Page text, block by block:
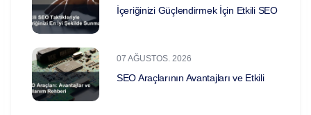
İçeriğinizi Güçlendirmek İçin Etkili SEO
07 AĞUSTOS. 2026
SEO Araçlarının Avantajları ve Etkili